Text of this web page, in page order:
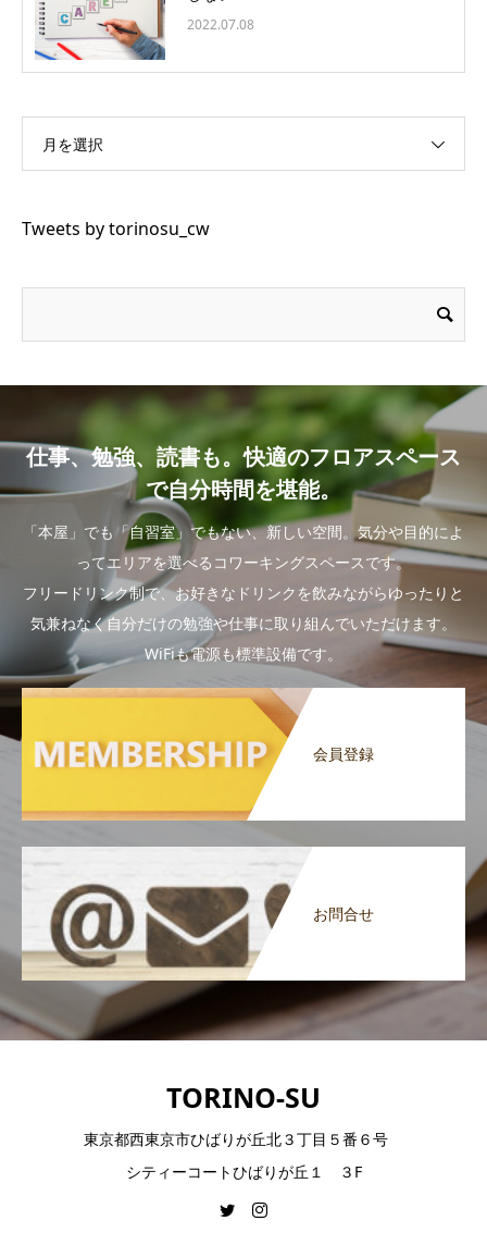
2022.07.08
月を選択
Tweets by torinosu_cw
仕事、勉強、読書も。快適のフロアスペース
で自分時間を堪能。
「本屋」でも「自習室」でもない、新しい空間。気分や目的によ
ってエリアを選べるコワーキングスペースです。
フリードリンク制で、お好きなドリンクを飲みながらゆったりと
気兼ねなく自分だけの勉強や仕事に取り組んでいただけます。
WiFiも電源も標準設備です。
会員登録
お問合せ
TORINO-SU
東京都西東京市ひばりが丘北３丁目５番６号
シティーコートひばりが丘１ ３F